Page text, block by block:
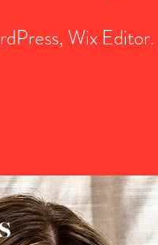
Wix Editor.